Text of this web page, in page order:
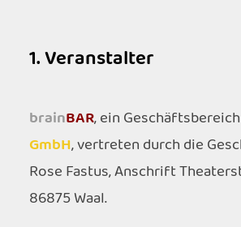
1. Veranstalter
brainBAR, ein
GmbH, vertreten durch die
Rose Fastus, Anschrift
86875 Waal.